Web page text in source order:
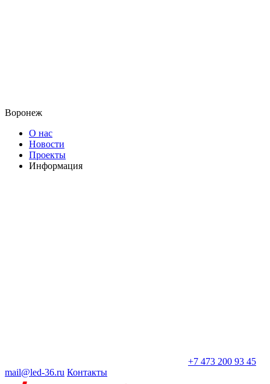
Воронеж
О нас
Новости
Проекты
Информация
+7 473 200 93 45
mail@led-36.ru Контакты